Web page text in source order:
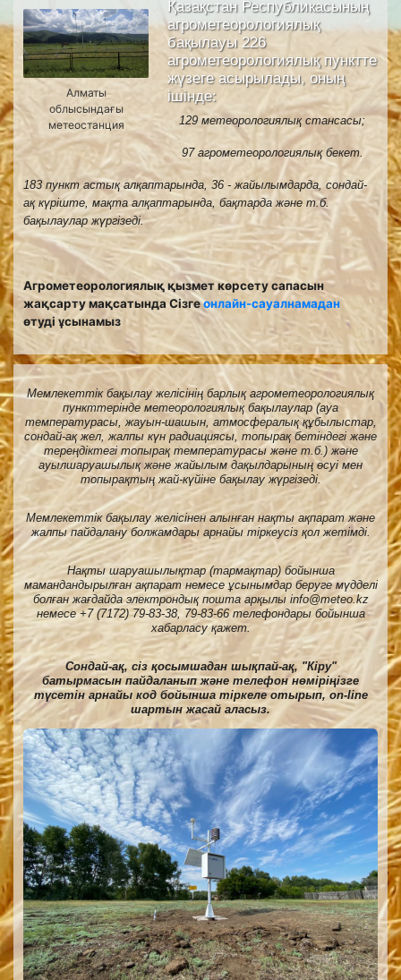
Алматы
облысындағы
метеостанция
Қазақстан Республикасының
агрометеорологиялық
бақылауы 226
агрометеорологиялық пунктте
жүзеге асырылады, оның
ішінде:
129 метеорологиялық стансасы;
97 агрометеорологиялық бекет.
183 пункт астық алқаптарында, 36 - жайылымдарда, сондай-
ақ күріште, мақта алқаптарында, бақтарда және т.б.
бақылаулар жүргізеді.
Агрометеорологиялық қызмет көрсету сапасын
жақсарту мақсатында Сізгеонлайн-сауалнамадан
өтуді ұсынамыз
Мемлекеттік бақылау желісінің барлық агрометеорологиялық
пункттерінде метеорологиялық бақылаулар (ауа
температурасы, жауын-шашын, атмосфералық құбылыстар,
сондай-ақ жел, жалпы күн радиациясы, топырақ бетіндегі және
тереңдіктегі топырақ температурасы және т.б.) және
ауылшаруашылық және жайылым дақылдарының өсуі мен
топырақтың жай-күйіне бақылау жүргізеді.
Мемлекеттік бақылау желісінен алынған нақты ақпарат және
жалпы пайдалану болжамдары арнайы тіркеусіз қол жетімді.
Нақты шаруашылықтар (тармақтар) бойынша
мамандандырылған ақпарат немесе ұсынымдар беруге мүдделі
болған жағдайда электрондық пошта арқылы info@meteo.kz
немесе +7 (7172) 79-83-38, 79-83-66 телефондары бойынша
хабарласу қажет.
Сондай-ақ, сіз қосымшадан шықпай-ақ, "Кіру"
батырмасын пайдаланып және телефон нөміріңізге
түсетін арнайы код бойынша тіркеле отырып, on-line
шартын жасай аласыз.